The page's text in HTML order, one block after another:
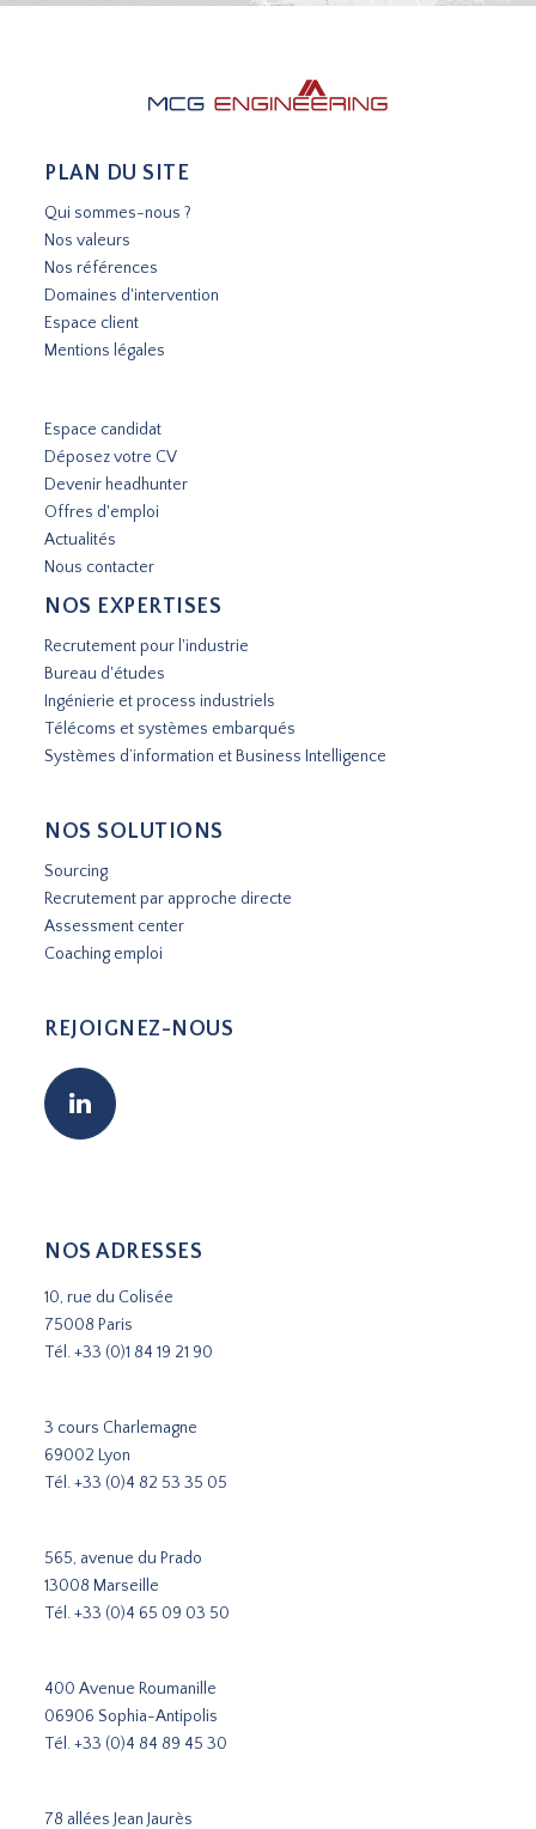
PLAN DU SITE
Qui sommes-nous ?
Nos valeurs
Nos références
Domaines d'intervention
Espace client
Mentions légales
Espace candidat
Déposez votre CV
Devenir headhunter
Offres d'emploi
Actualités
Nous contacter
NOS EXPERTISES
Recrutement pour l'industrie
Bureau d'études
Ingénierie et process industriels
Télécoms et systèmes embarqués
Systèmes d’information et Business Intelligence
NOS SOLUTIONS
Sourcing
Recrutement par approche directe
Assessment center
Coaching emploi
REJOIGNEZ-NOUS
NOS ADRESSES
10, rue du Colisée
75008 Paris
Tél.+33 (0)1 84 19 21 90
3 cours Charlemagne
69002 Lyon
Tél.+33 (0)4 82 53 35 05
565, avenue du Prado
13008 Marseille
Tél.+33 (0)4 65 09 03 50
400 Avenue Roumanille
06906 Sophia-Antipolis
Tél.+33 (0)4 84 89 45 30
78 allées Jean Jaurès